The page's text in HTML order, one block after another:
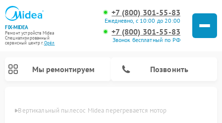
FIX-MIDEA
Ремонт устройств Midea
Специализированный
cервисный центр г.Орёл
+7 (800) 301-55-83
Ежедневно, с 10:00 до 20:00
+7 (800) 301-55-83
Звонок бесплатный по РФ
Мы ремонтируем Позвонить
Вертикальный пылесос Midea перегревается мотор